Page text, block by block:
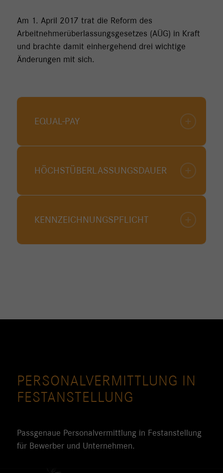
Am 1. April 2017 trat die Reform des
Arbeitnehmerüberlassungsgesetzes (AÜG) in Kraft
und brachte damit einhergehend drei wichtige
Änderungen mit sich.
EQUAL-PAY
HÖCHSTÜBER­LASSUNGSDAUER
KENNZEICHNUNGS­PFLICHT
PERSONAL­VERMITTLUNG IN
FESTANSTELLUNG
Passgenaue Personalvermittlung in Festanstellung
für Bewerber und Unternehmen.